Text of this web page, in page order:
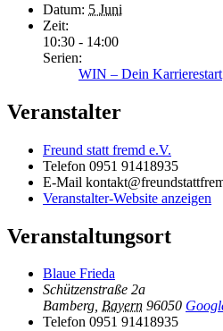
Datum: 5 Juni
Zeit:
10:30 - 14:00
Serien:
WIN – Dein Karrierestart
Veranstalter
Freund statt fremd e.V.
Telefon 0951 91418935
E-Mail
Veranstalter-Website anzeigen
Veranstaltungsort
Blaue Frieda
Schützenstraße 2a
Bamberg, Bayern 96050
Telefon 0951 91418935